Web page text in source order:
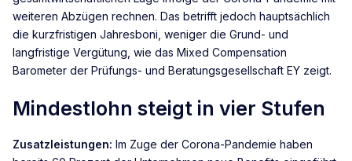
weiteren Abzügen rechnen. Das betrifft jedoch hauptsächlich
die kurzfristigen Jahresboni, weniger die Grund- und
langfristige Vergütung, wie das Mixed Compensation
Barometer der Prüfungs- und Beratungsgesellschaft EY zeigt.
Mindestlohn steigt in vier Stufen
Zusatzleistungen: Im Zuge der Corona-Pandemie haben